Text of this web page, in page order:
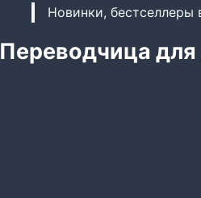
Новинки,
Переводчица